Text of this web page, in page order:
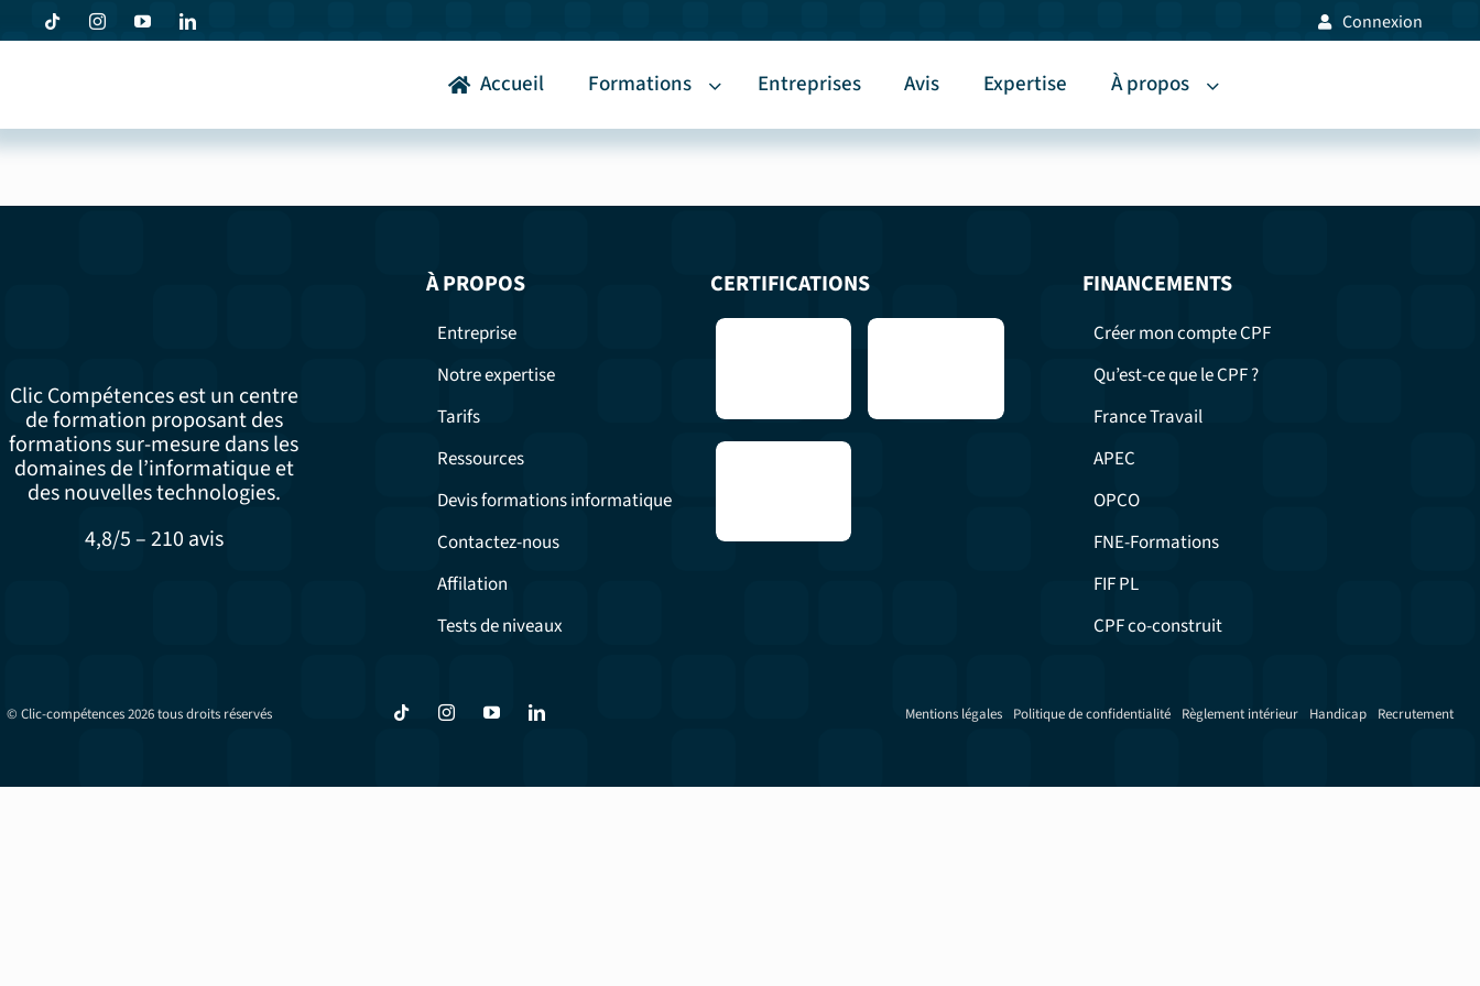
Passer
au Connexion
Accueil Formations Entreprises Avis Expertise À propos
Clic Compétences est un centre
de formation proposant des
formations sur-mesure dans les
domaines de l’informatique et
des nouvelles technologies.
4,8/5 – 210 avis
À PROPOS
Entreprise
Notre expertise
Tarifs
Ressources
Devis formations informatique
Contactez-nous
Affilation
Tests de niveaux
CERTIFICATIONS FINANCEMENTS
Créer mon compte CPF
Qu’est-ce que le CPF ?
France Travail
APEC
OPCO
FNE-Formations
FIF PL
CPF co-construit
© Clic-compétences 2026 tous droits réservés Mentions légales Politique de confidentialité Règlement intérieur Handicap Recrutement